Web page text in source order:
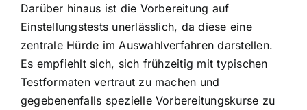
Darüber hinaus ist die Vorbereitung auf
Einstellungstests unerlässlich, da diese eine
zentrale Hürde im Auswahlverfahren darstellen.
Es empfiehlt sich, sich frühzeitig mit typischen
Testformaten vertraut zu machen und
gegebenenfalls spezielle Vorbereitungskurse zu